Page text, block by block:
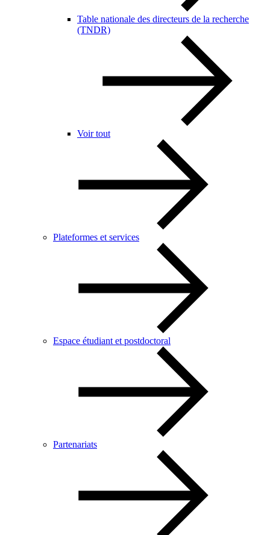
Table nationale des directeurs de la recherche
(TNDR)
Voir tout
Plateformes et services
Espace étudiant et postdoctoral
Partenariats